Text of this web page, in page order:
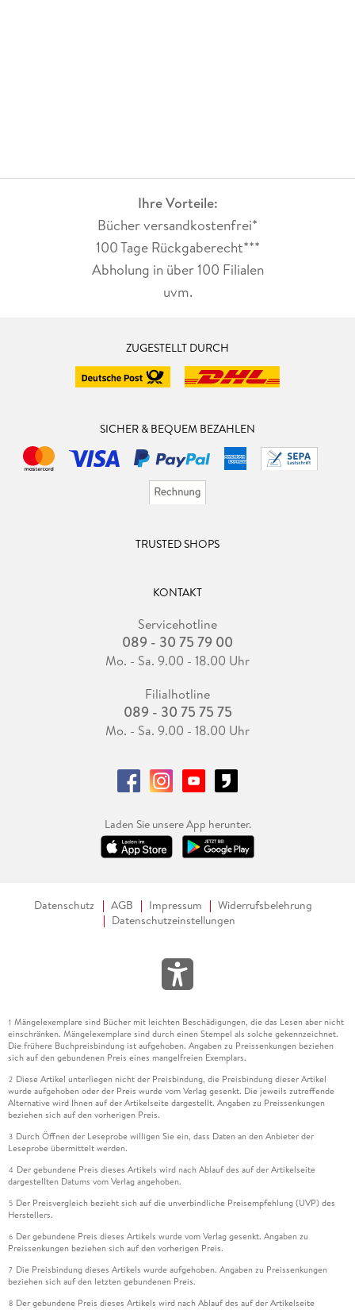
Ihre Vorteile:
Bücher versandkostenfrei*
100 Tage Rückgaberecht***
Abholung in über 100 Filialen
uvm.
ZUGESTELLT DURCH
SICHER & BEQUEM BEZAHLEN
TRUSTED SHOPS
KONTAKT
Servicehotline
089 - 30 75 79 00
Mo. - Sa. 9.00 - 18.00 Uhr
Filialhotline
089 - 30 75 75 75
Mo. - Sa. 9.00 - 18.00 Uhr
Laden Sie unsere App herunter.
Datenschutz AGB Impressum
Widerrufsbelehrung
Datenschutzeinstellungen
1 Mängelexemplare sind Bücher mit leichten Beschädigungen, die das Lesen aber nicht
einschränken. Mängelexemplare sind durch einen Stempel als solche gekennzeichnet.
Die frühere Buchpreisbindung ist aufgehoben. Angaben zu Preissenkungen beziehen
sich auf den gebundenen Preis eines mangelfreien Exemplars.
2 Diese Artikel unterliegen nicht der Preisbindung, die Preisbindung dieser Artikel
wurde aufgehoben oder der Preis wurde vom Verlag gesenkt. Die jeweils zutreffende
Alternative wird Ihnen auf der Artikelseite dargestellt. Angaben zu Preissenkungen
beziehen sich auf den vorherigen Preis.
3 Durch Öffnen der Leseprobe willigen Sie ein, dass Daten an den Anbieter der
Leseprobe übermittelt werden.
4 Der gebundene Preis dieses Artikels wird nach Ablauf des auf der Artikelseite
dargestellten Datums vom Verlag angehoben.
5 Der Preisvergleich bezieht sich auf die unverbindliche Preisempfehlung (UVP) des
Herstellers.
6 Der gebundene Preis dieses Artikels wurde vom Verlag gesenkt. Angaben zu
Preissenkungen beziehen sich auf den vorherigen Preis.
7 Die Preisbindung dieses Artikels wurde aufgehoben. Angaben zu Preissenkungen
beziehen sich auf den letzten gebundenen Preis.
8 Der gebundene Preis dieses Artikels wird nach Ablauf des auf der Artikelseite